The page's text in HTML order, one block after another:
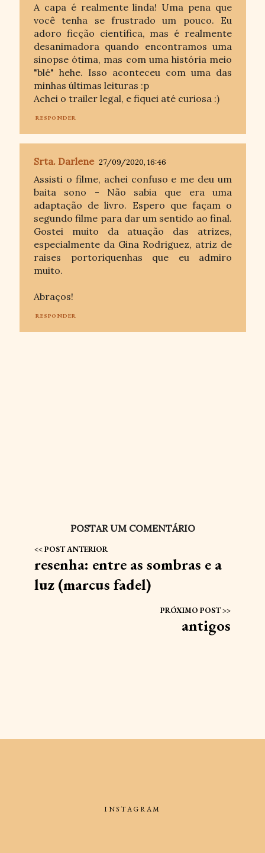
A capa é realmente linda! Uma pena que
você tenha se frustrado um pouco. Eu
adoro ficção científica, mas é realmente
desanimadora quando encontramos uma
sinopse ótima, mas com uma história meio
"blé" hehe. Isso aconteceu com uma das
minhas últimas leituras :p
Achei o trailer legal, e fiquei até curiosa :)
RESPONDER
Srta. Darlene 27/09/2020, 16:46
Assisti o filme, achei confuso e me deu um
baita sono - Não sabia que era uma
adaptação de livro. Espero que façam o
segundo filme para dar um sentido ao final.
Gostei muito da atuação das atrizes,
especialmente da Gina Rodriguez, atriz de
raises portoriquenhas que eu admiro
muito.
Abraços!
RESPONDER
POSTAR UM COMENTÁRIO
resenha: entre as sombras e a
luz (marcus fadel)
antigos
INSTAGRAM